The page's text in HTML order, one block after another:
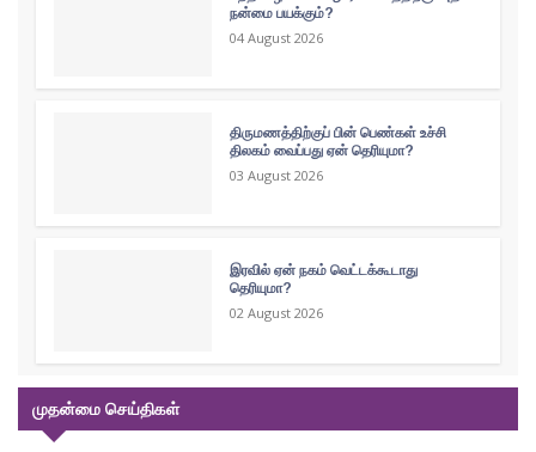
நன்மை பயக்கும்?
04 August 2026
திருமணத்திற்குப் பின் பெண்கள் உச்சி
திலகம் வைப்பது ஏன் தெரியுமா?
03 August 2026
இரவில் ஏன் நகம் வெட்டக்கூடாது
தெரியுமா?
02 August 2026
முதன்மை செய்திகள்